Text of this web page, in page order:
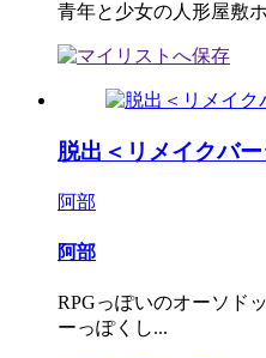
青年と少女の人形屋敷
脱出＜リメイクバー
阿部
阿部
RPGっぽいのオーソド
ーっぽくし...